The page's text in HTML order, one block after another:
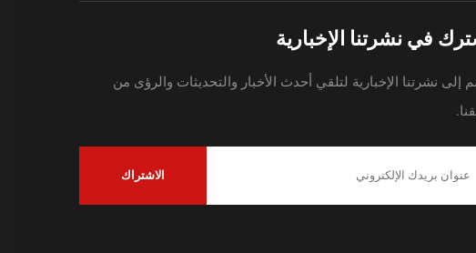
في نشرتنا الإخبارية
إلى نشرتنا الإخبارية لتلقي أحدث الأخبار والتحديثات والرؤى من
الاشتراك